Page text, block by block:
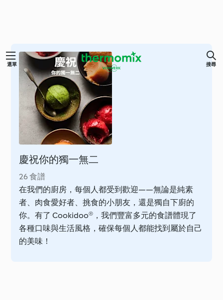
跳選單 搜尋
慶祝你的獨一無二
26 食譜
在我們的廚房，每個人都受到歡迎——無論是純素
者、肉食愛好者、挑食的小朋友，還是獨自下廚的
你。有了 Cookidoo®，我們豐富多元的食譜體現了
各種口味與生活風格，確保每個人都能找到屬於自己
的美味！